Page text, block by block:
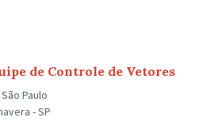
de Controle de Vetores
Paulo
- SP